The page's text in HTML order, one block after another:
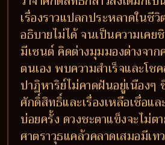
เรื่องราวแปลกประหลาดในชี
อธิบายไม่ได้ จนเป็นความเค
มีเซนต์ คิดต่างมุมมองต่างจา
ตนเอง พบความสำเร็จและโช
ปาฏิหาริย์ไม่คาดฝันอยู่เนือง
ศักดิ์สิทธิ์และเรื่องเหลือเชื่อแ
บ่อยครั้ง ดวงชะตาแข็งจะไม่ต
ศาตราวุธแคล้วคลาดเสมอมีเ